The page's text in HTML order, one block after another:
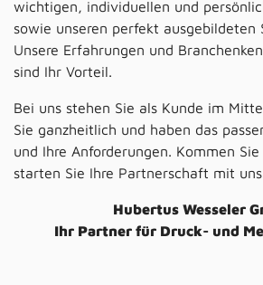
wichtigen, individuellen und
sowie unseren perfekt ausgebildeten
Unsere Erfahrungen und
sind Ihr Vorteil.
Bei uns stehen Sie als Kunde im
Sie ganzheitlich und haben das
und Ihre Anforderungen. Kommen
starten Sie Ihre Partnerschaft mit
Hubertus Wesseler
Ihr Partner für Druck- und